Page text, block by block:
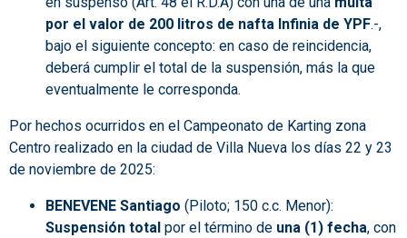
por el valor de 200 litros de nafta Infinia de YPF.-,
bajo el siguiente concepto: en caso de reincidencia,
deberá cumplir el total de la suspensión, más la que
eventualmente le corresponda.
Por hechos ocurridos en el Campeonato de Karting zona
Centro realizado en la ciudad de Villa Nueva los días 22 y 23
de noviembre de 2025:
BENEVENE Santiago (Piloto; 150 c.c. Menor):
Suspensión total por el término de una (1) fecha, con